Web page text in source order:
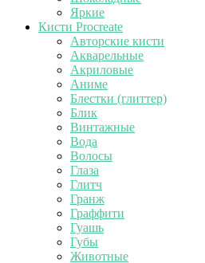
Яркие
Кисти Procreate
Авторские кисти
Акварельные
Акриловые
Аниме
Блестки (глиттер)
Блик
Винтажные
Вода
Волосы
Глаза
Глитч
Гранж
Граффити
Гуашь
Губы
Животные